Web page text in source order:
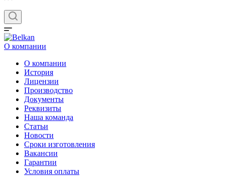
О компании
О компании
История
Лицензии
Производство
Документы
Реквизиты
Наша команда
Статьи
Новости
Сроки изготовления
Вакансии
Гарантии
Условия оплаты